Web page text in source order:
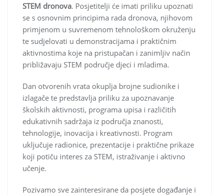
STEM dronova. Posjetitelji će imati priliku upoznati
se s osnovnim principima rada dronova, njihovom
primjenom u suvremenom tehnološkom okruženju
te sudjelovati u demonstracijama i praktičnim
aktivnostima koje na pristupačan i zanimljiv način
približavaju STEM područje djeci i mladima.
Dan otvorenih vrata okuplja brojne sudionike i
izlagače te predstavlja priliku za upoznavanje
školskih aktivnosti, programa upisa i različitih
edukativnih sadržaja iz područja znanosti,
tehnologije, inovacija i kreativnosti. Program
uključuje radionice, prezentacije i praktične prikaze
koji potiču interes za STEM, istraživanje i aktivno
učenje.
Pozivamo sve zainteresirane da posjete događanje i